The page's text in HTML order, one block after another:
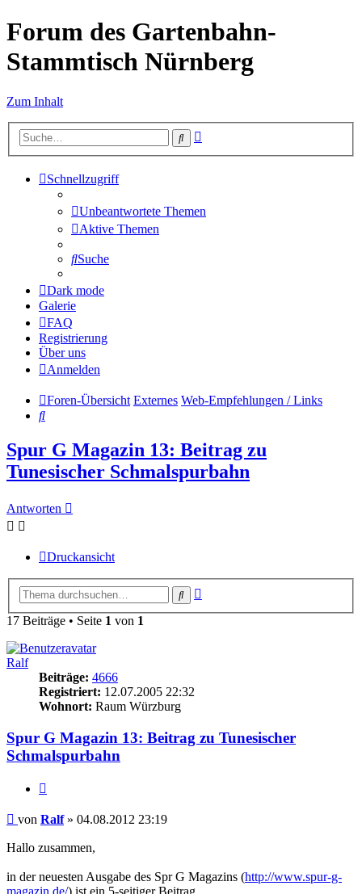
Forum des Gartenbahn-
Stammtisch Nürnberg
Zum Inhalt
Suche
Schnellzugriff
Unbeantwortete Themen
Aktive Themen
Suche
Dark mode
Galerie
FAQ
Registrierung
Über uns
Anmelden
Foren-Übersicht Externes Web-Empfehlungen / Links
Suche
Spur G Magazin 13: Beitrag zu
Tunesischer Schmalspurbahn
Antworten
Druckansicht
Suche
17 Beiträge • Seite 1 von 1
Ralf
Beiträge: 4666
Registriert: 12.07.2005 22:32
Wohnort: Raum Würzburg
Spur G Magazin 13: Beitrag zu Tunesischer
Schmalspurbahn
Beitrag
von Ralf» 04.08.2012 23:19
Hallo zusammen,
in der neuesten Ausgabe des Spr G Magazins (http://www.spur-g-